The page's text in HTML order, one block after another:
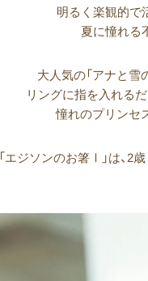
明るく楽観的で
夏に憧れる
大人気の「アナと雪
リングに指を入れる
憧れのプリンセ
「エジソンのお箸Ⅰ 」は、2